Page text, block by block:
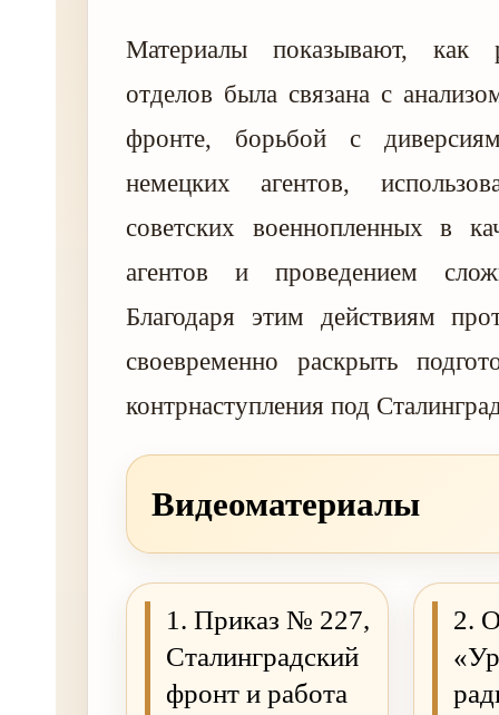
Материалы показывают, как
отделов была связана с
фронте, борьбой с
немецких агентов,
советских военнопленных в
агентов и проведением
Благодаря этим действиям
своевременно раскрыть
контрнаступления под
Видеоматериалы
1. Приказ № 227,
Сталинградский
фронт и работа
2.